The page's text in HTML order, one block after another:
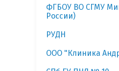
ФГБОУ ВО СГМУ
России)
РУДН
ООО "Клиника